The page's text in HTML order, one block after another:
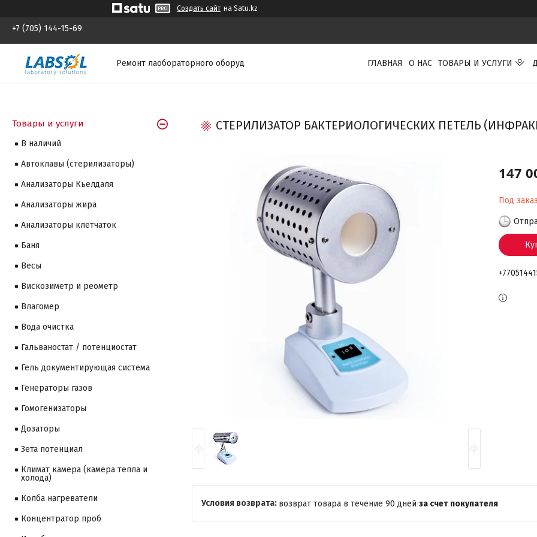
Создать сайт на Satu.kz
+7 (705) 144-15-69
Ремонт лаобораторного оборуд ГЛАВНАЯ О НАС ТОВАРЫ И УСЛУГИ
СТЕРИЛИЗАТОР БАКТЕРИОЛОГИЧЕСКИХ ПЕТЕЛЬ
147
Под
возврат товара в течение 90 дней за счет покупателя
Товары и услуги
В наличий
Автоклавы (стерилизаторы)
Анализаторы Кьелдаля
Анализаторы жира
Анализаторы клетчаток
Баня
Весы
Вискозиметр и реометр
Влагомер
Вода очистка
Гальваностат / потенциостат
Гель документирующая система
Генераторы газов
Гомогенизаторы
Дозаторы
Зета потенциал
Климат камера (камера тепла и
холода)
Колба нагреватели
Концентратор проб